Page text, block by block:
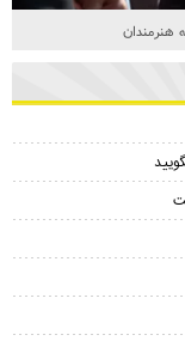
هنرمندان